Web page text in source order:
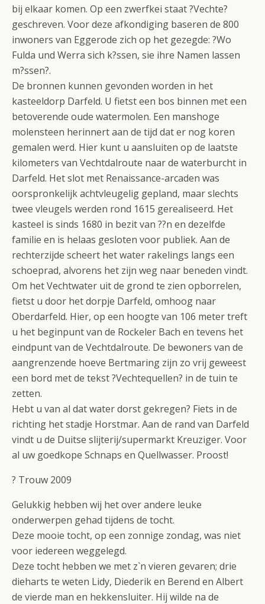
bij elkaar komen. Op een zwerfkei staat ?Vechte?
geschreven. Voor deze afkondiging baseren de 800
inwoners van Eggerode zich op het gezegde: ?Wo
Fulda und Werra sich k?ssen, sie ihre Namen lassen
m?ssen?.
De bronnen kunnen gevonden worden in het
kasteeldorp Darfeld. U fietst een bos binnen met een
betoverende oude watermolen. Een manshoge
molensteen herinnert aan de tijd dat er nog koren
gemalen werd. Hier kunt u aansluiten op de laatste
kilometers van Vechtdalroute naar de waterburcht in
Darfeld. Het slot met Renaissance-arcaden was
oorspronkelijk achtvleugelig gepland, maar slechts
twee vleugels werden rond 1615 gerealiseerd. Het
kasteel is sinds 1680 in bezit van ??n en dezelfde
familie en is helaas gesloten voor publiek. Aan de
rechterzijde scheert het water rakelings langs een
schoeprad, alvorens het zijn weg naar beneden vindt.
Om het Vechtwater uit de grond te zien opborrelen,
fietst u door het dorpje Darfeld, omhoog naar
Oberdarfeld. Hier, op een hoogte van 106 meter treft
u het beginpunt van de Rockeler Bach en tevens het
eindpunt van de Vechtdalroute. De bewoners van de
aangrenzende hoeve Bertmaring zijn zo vrij geweest
een bord met de tekst ?Vechtequellen? in de tuin te
zetten.
Hebt u van al dat water dorst gekregen? Fiets in de
richting het stadje Horstmar. Aan de rand van Darfeld
vindt u de Duitse slijterij/supermarkt Kreuziger. Voor
al uw goedkope Schnaps en Quellwasser. Proost!
? Trouw 2009
Gelukkig hebben wij het over andere leuke
onderwerpen gehad tijdens de tocht.
Deze mooie tocht, op een zonnige zondag, was niet
voor iedereen weggelegd.
Deze tocht hebben we met z`n vieren gevaren; drie
dieharts te weten Lidy, Diederik en Berend en Albert
de vierde man en hekkensluiter. Hij wilde na de